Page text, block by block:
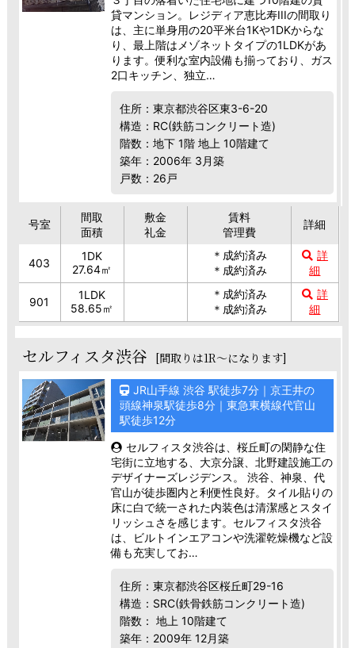
貸マンション。レジディア恵比寿IIIの間取り
は、主に単身用の20平米台1Kや1DKからな
り、最上階はメゾネットタイプの1LDKがあ
ります。便利な室内設備も揃っており、ガス
2口キッチン、独立…
住所：東京都渋谷区東3-6-20
構造：RC(鉄筋コンクリート造)
階数：地下 1階 地上 10階建て
築年：2006年 3月築
戸数：26戸
号室
間取
面積
敷金
礼金
賃料
管理費
詳細
403
1DK
27.64㎡
＊成約済み
＊成約済み
詳
細
901
1LDK
58.65㎡
＊成約済み
＊成約済み
詳
細
セルフィスタ渋谷 [間取りは1R～になります]
JR山手線 渋谷 駅徒歩7分｜京王井の
頭線神泉駅徒歩8分｜東急東横線代官山
駅徒歩12分
セルフィスタ渋谷は、桜丘町の閑静な住
宅街に立地する、大京分譲、北野建設施工の
デザイナーズレジデンス。 渋谷、神泉、代
官山が徒歩圏内と利便性良好。タイル貼りの
床に白で統一された内装色は清潔感とスタイ
リッシュさを感じます。セルフィスタ渋谷
は、ビルトインエアコンや洗濯乾燥機など設
備も充実してお…
住所：東京都渋谷区桜丘町29-16
構造：SRC(鉄骨鉄筋コンクリート造)
階数： 地上 10階建て
築年：2009年 12月築